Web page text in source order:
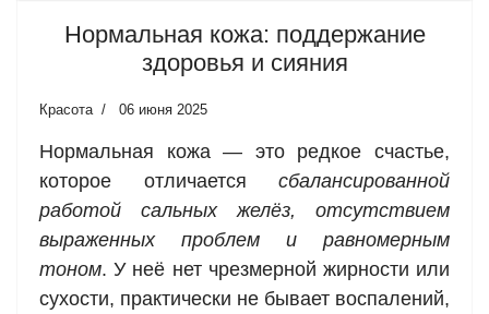
Нормальная кожа: поддержание
здоровья и сияния
Красота 06 июня 2025
Нормальная кожа — это редкое счастье,
которое отличается сбалансированной
работой сальных желёз, отсутствием
выраженных проблем и равномерным
тоном. У неё нет чрезмерной жирности или
сухости, практически не бывает воспалений,